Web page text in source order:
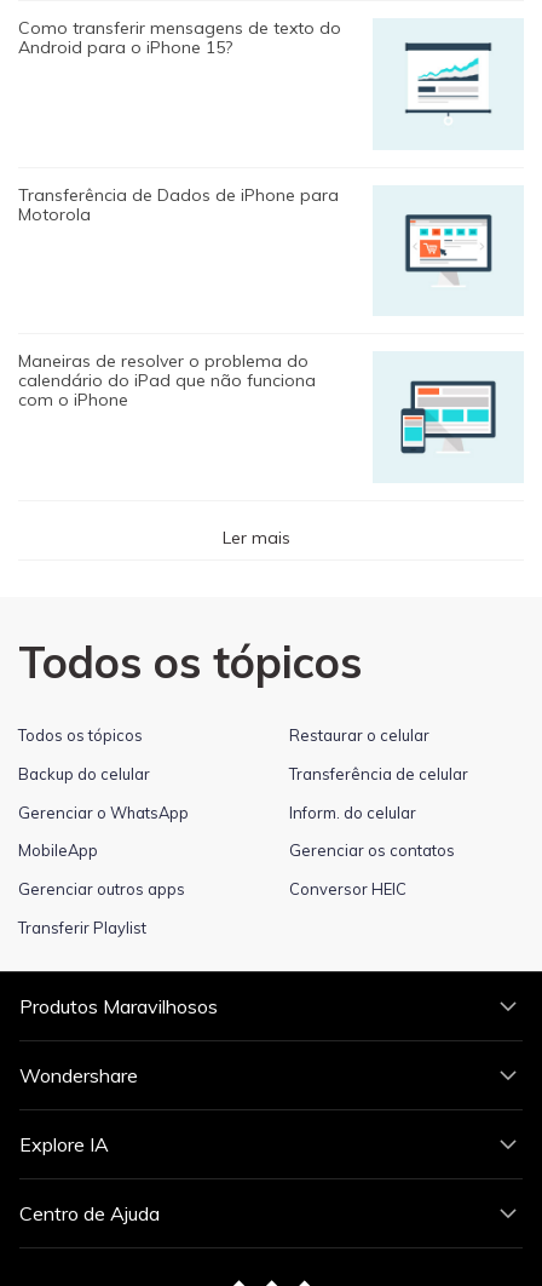
Como transferir mensagens de texto do
Android para o iPhone 15?
Transferência de Dados de iPhone para
Motorola
Maneiras de resolver o problema do
calendário do iPad que não funciona
com o iPhone
Ler mais
Todos os tópicos
Todos os tópicos
Restaurar o celular
Backup do celular
Transferência de celular
Gerenciar o WhatsApp
Inform. do celular
MobileApp
Gerenciar os contatos
Gerenciar outros apps
Conversor HEIC
Transferir Playlist
Produtos Maravilhosos
Wondershare
Explore IA
Centro de Ajuda